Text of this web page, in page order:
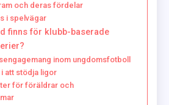
och deras fördelar
i spelvägar
finns för klubb-baserade
inom ungdomsfotboll
att stödja ligor
för föräldrar och